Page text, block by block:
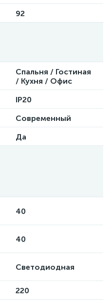
92
Спальня / Гостиная
/ Кухня / Офис
IP20
Современный
Да
40
40
Светодиодная
220